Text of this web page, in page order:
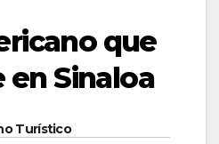
que
Sinaloa
Turístico